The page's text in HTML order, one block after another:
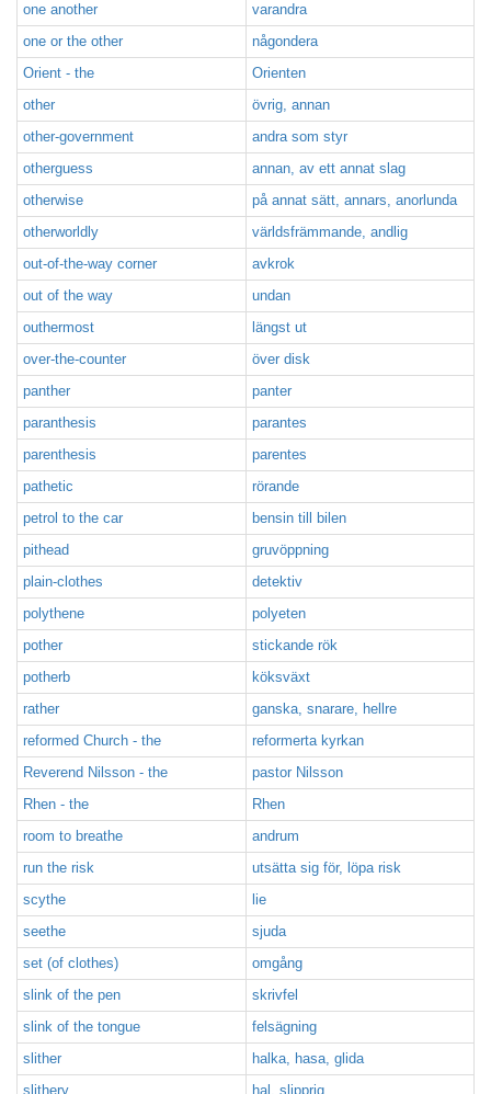
one another
varandra
one or the other
någondera
Orient - the
Orienten
other
övrig, annan
other-government
andra som styr
otherguess
annan, av ett annat slag
otherwise
på annat sätt, annars, anorlunda
otherworldly
världsfrämmande, andlig
out-of-the-way corner
avkrok
out of the way
undan
outhermost
längst ut
over-the-counter
över disk
panther
panter
paranthesis
parantes
parenthesis
parentes
pathetic
rörande
petrol to the car
bensin till bilen
pithead
gruvöppning
plain-clothes
detektiv
polythene
polyeten
pother
stickande rök
potherb
köksväxt
rather
ganska, snarare, hellre
reformed Church - the
reformerta kyrkan
Reverend Nilsson - the
pastor Nilsson
Rhen - the
Rhen
room to breathe
andrum
run the risk
utsätta sig för, löpa risk
scythe
lie
seethe
sjuda
set (of clothes)
omgång
slink of the pen
skrivfel
slink of the tongue
felsägning
slither
halka, hasa, glida
slithery
hal, slipprig